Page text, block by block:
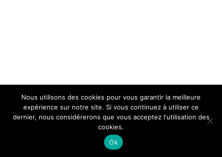
Nous utilisons des cookies pour vous garantir la meilleure
expérience sur notre site. Si vous continuez à utiliser ce
dernier, nous considérerons que vous acceptez l'utilisation des
cookies.
Ok